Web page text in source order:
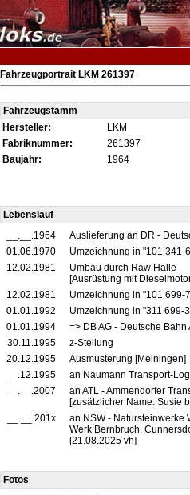
Fahrzeugportrait LKM 261397
Fahrzeugstamm
Hersteller:
LKM
Fabriknummer:
261397
Baujahr:
1964
Lebenslauf
__.__.1964
Auslieferung an DR -
01.06.1970
Umzeichnung in "101 341-
12.02.1981
Umbau durch Raw Halle
[Ausrüstung mit
12.02.1981
Umzeichnung in "101 699-
01.01.1992
Umzeichnung in "311 699-
01.01.1994
=> DB AG - Deutsche
30.11.1995
z-Stellung
20.12.1995
Ausmusterung [Meiningen]
__.12.1995
an Naumann Transport-
__.__.2007
an ATL - Ammendorfer
[zusätzlicher Name: Susie
__.__.201x
an NSW - Natursteinwerke
Werk Bernbruch,
[21.08.2025 vh]
Fotos